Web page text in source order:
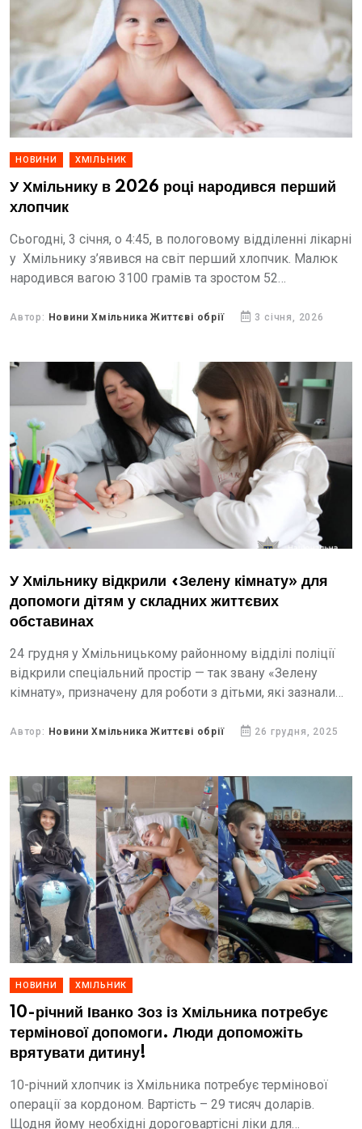
НОВИНИ ХМІЛЬНИК
У Хмільнику в 2026 році народився перший
хлопчик
Сьогодні, 3 січня, о 4:45, в пологовому відділенні лікарні
у Хмільнику з’явився на світ перший хлопчик. Малюк
народився вагою 3100 грамів та зростом 52
Автор: Новини Хмільника Життєві обрії 3 січня, 2026
У Хмільнику відкрили «Зелену кімнату» для
допомоги дітям у складних життєвих
обставинах
24 грудня у Хмільницькому районному відділі поліції
відкрили спеціальний простір — так звану «Зелену
кімнату», призначену для роботи з дітьми, які зазнали
обставинах.
Автор: Новини Хмільника Життєві обрії 26 грудня, 2025
НОВИНИ ХМІЛЬНИК
10-річний Іванко Зоз із Хмільника потребує
термінової допомоги. Люди допоможіть
врятувати дитину!
10-річний хлопчик із Хмільника потребує термінової
операції за кордоном. Вартість – 29 тисяч доларів.
Щодня йому необхідні дороговартісні ліки для